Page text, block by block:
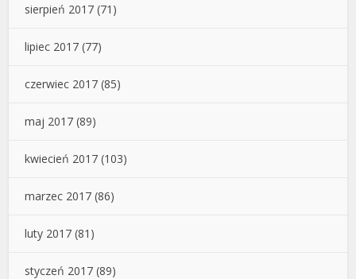
sierpień 2017 (71)
lipiec 2017 (77)
czerwiec 2017 (85)
maj 2017 (89)
kwiecień 2017 (103)
marzec 2017 (86)
luty 2017 (81)
styczeń 2017 (89)